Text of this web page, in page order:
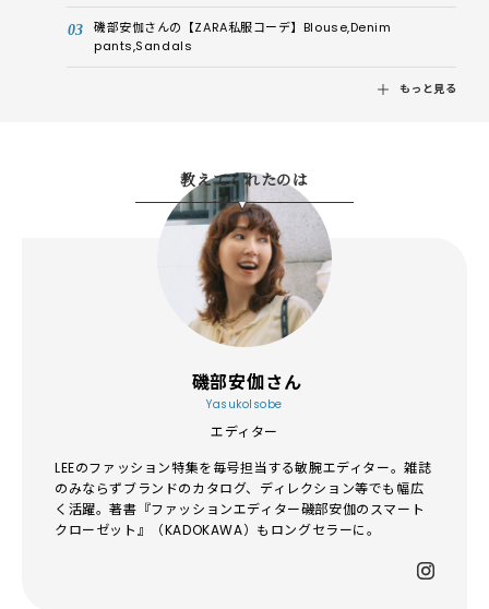
磯部安伽さんの【ZARA私服コーデ】Blouse,Denim
pants,Sandals
もっと見る
教えてくれたのは
磯部安伽さん
YasukoIsobe
エディター
LEEのファッション特集を毎号担当する敏腕エディター。雑誌
のみならずブランドのカタログ、ディレクション等でも幅広
く活躍。著書『ファッションエディター磯部安伽のスマート
クローゼット』（KADOKAWA）もロングセラーに。